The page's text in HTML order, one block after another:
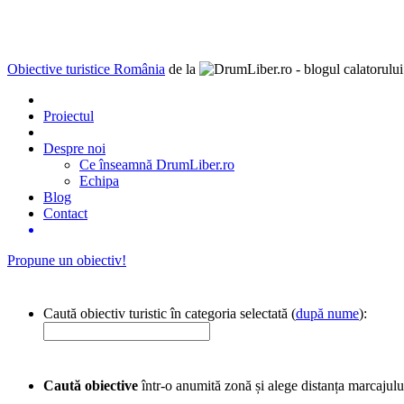
Obiective turistice România de la
Proiectul
Despre noi
Ce înseamnă DrumLiber.ro
Echipa
Blog
Contact
Propune un obiectiv!
Caută obiectiv turistic în categoria selectată (după nume):
Caută obiectiveîntr-o anumită zonă și alege distanța